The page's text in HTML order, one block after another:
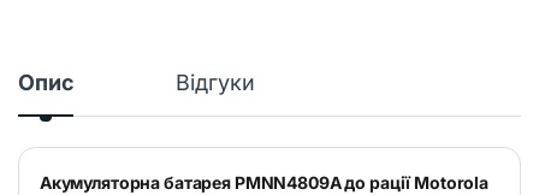
Опис Відгуки
Акумуляторна батарея PMNN4809A до рації Motorola